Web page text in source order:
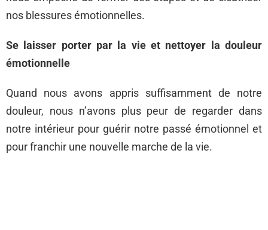
nos blessures émotionnelles.
Se laisser porter par la vie et nettoyer la douleur
émotionnelle
Quand nous avons appris suffisamment de notre
douleur, nous n’avons plus peur de regarder dans
notre intérieur pour guérir notre passé émotionnel et
pour franchir une nouvelle marche de la vie.